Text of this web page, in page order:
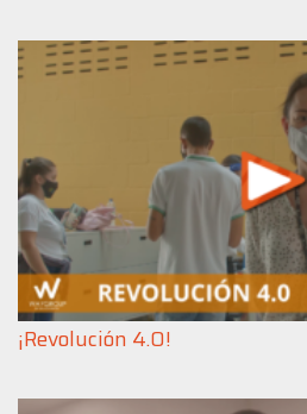
¡Revolución 4.0!